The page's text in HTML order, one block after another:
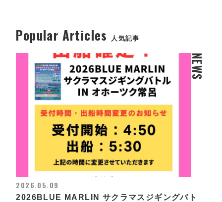
Popular Articles 人気記事
NEWS
2026.05.09
2026BLUE MARLIN サクラマスジギングバト